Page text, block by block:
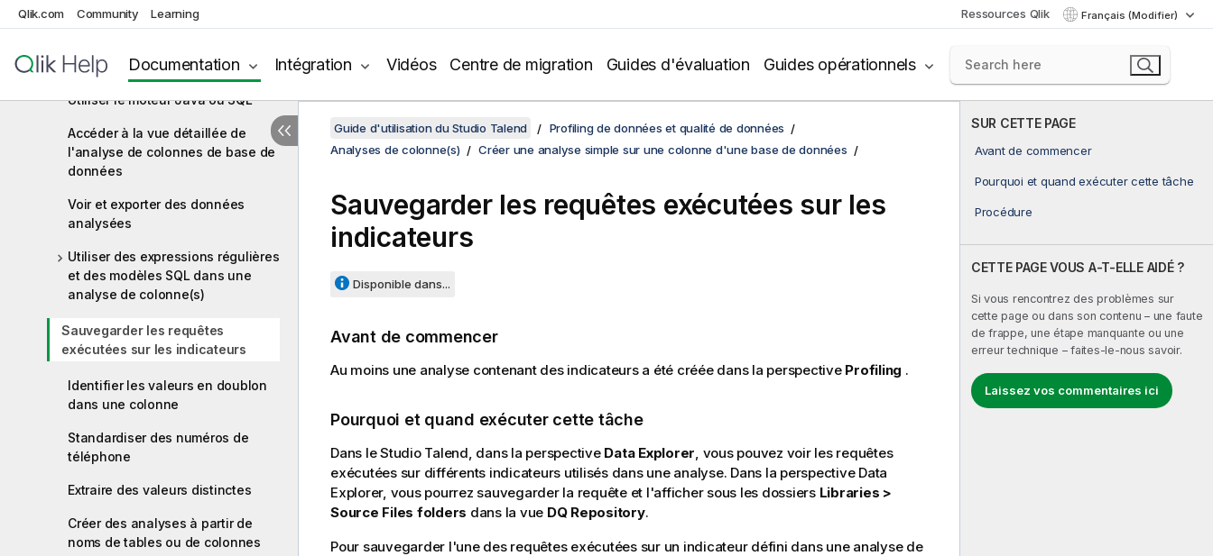
Qlik.com Community Learning Ressources Qlik Français (Modifier)
Documentation Intégration Vidéos Centre de migration Guides d'évaluation Guides opérationnels
configurer les indicateurs
colonnes
Utiliser le moteur Java ou SQL
Accéder à la vue détaillée de
l'analyse de colonnes de base de
données
Voir et exporter des données
analysées
Utiliser des expressions régulières
et des modèles SQL dans une
analyse de colonne(s)
Sauvegarder les requêtes
exécutées sur les indicateurs
Identifier les valeurs en doublon
dans une colonne
Standardiser des numéros de
téléphone
Extraire des valeurs distinctes
Créer des analyses à partir de
noms de tables ou de colonnes
SUR CETTE PAGE
Avant de commencer
Pourquoi et quand exécuter cette tâche
Procédure
CETTE PAGE VOUS A-T-ELLE AIDÉ ?
Si vous rencontrez des problèmes sur
cette page ou dans son contenu – une faute
de frappe, une étape manquante ou une
erreur technique – faites-le-nous savoir.
Laissez vos commentaires ici
Guide d'utilisation du Studio Talend
Profiling de données et qualité de données
Analyses de colonne(s)
Créer une analyse simple sur une colonne d'une base de données
Sauvegarder les requêtes exécutées sur les
indicateurs
Disponible dans...
Avant de commencer
Au moins une analyse contenant des indicateurs a été créée dans la perspective Profiling .
Pourquoi et quand exécuter cette tâche
Dans leStudio Talend, dans la perspective Data Explorer, vous pouvez voir les requêtes
exécutées sur différents indicateurs utilisés dans une analyse. Dans la perspective Data
Explorer, vous pourrez sauvegarder la requête et l'afficher sous les dossiers Libraries >
Source Files folders dans la vue DQ Repository.
Pour sauvegarder l'une des requêtes exécutées sur un indicateur défini dans une analyse de